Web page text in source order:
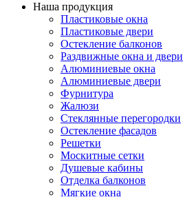
Наша продукция
Пластиковые окна
Пластиковые двери
Остекление балконов
Раздвижные окна и двери
Алюминиевые окна
Алюминиевые двери
Фурнитура
Жалюзи
Стеклянные перегородки
Остекление фасадов
Решетки
Москитные сетки
Душевые кабины
Отделка балконов
Мягкие окна